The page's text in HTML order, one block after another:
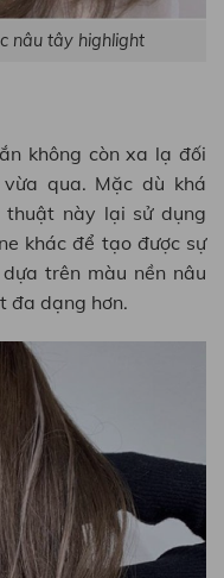
nâu tây highlight
không còn xa lạ đối
qua. Mặc dù khá
này lại sử dụng
khác để tạo được sự
trên màu nền nâu
đa dạng hơn.